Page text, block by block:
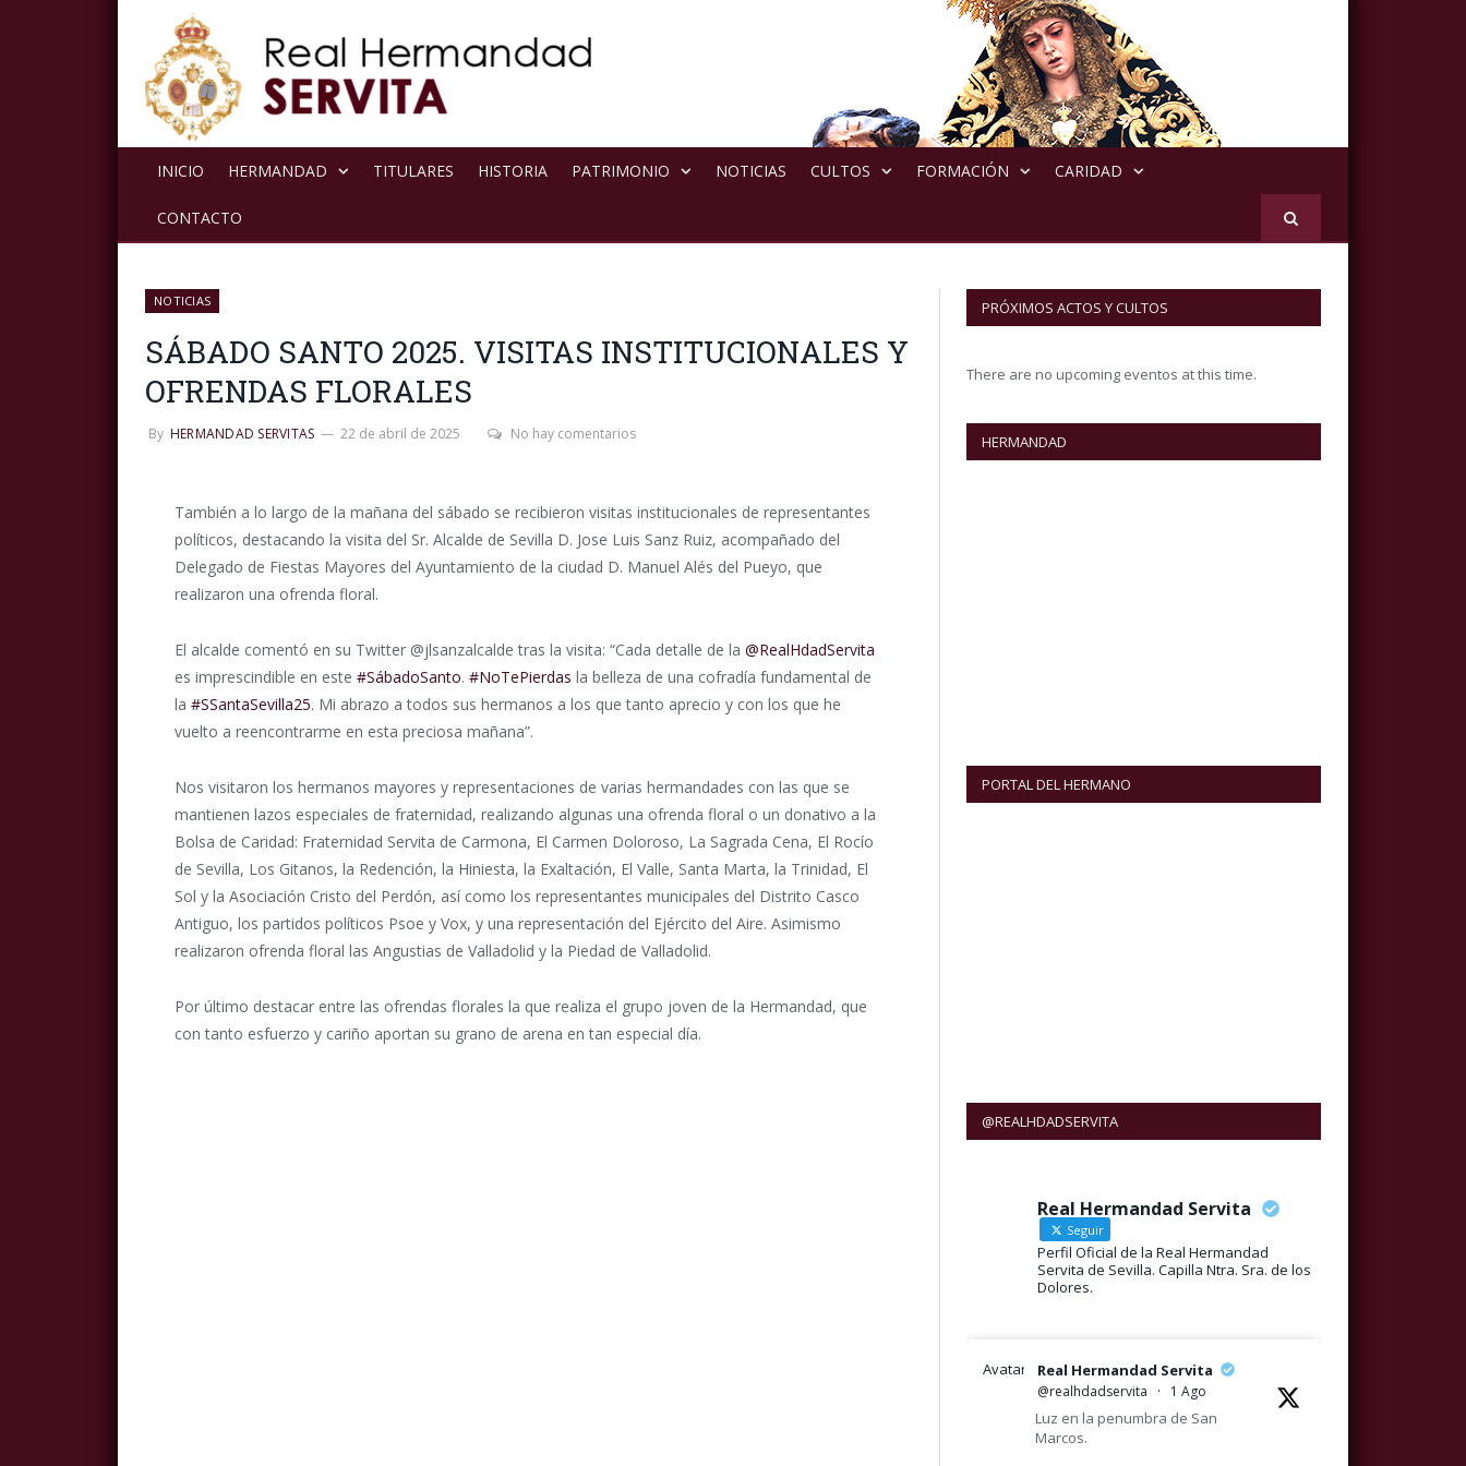
INICIO HERMANDAD TITULARES HISTORIA PATRIMONIO NOTICIAS CULTOS FORMACIÓN CARIDAD
CONTACTO
NOTICIAS
SÁBADO SANTO 2025. VISITAS INSTITUCIONALES Y
OFRENDAS FLORALES
By HERMANDAD SERVITAS 22 de abril de 2025 No hay comentarios
También a lo largo de la mañana del sábado se recibieron visitas institucionales de representantes
políticos, destacando la visita del Sr. Alcalde de Sevilla D. Jose Luis Sanz Ruiz, acompañado del
Delegado de Fiestas Mayores del Ayuntamiento de la ciudad D. Manuel Alés del Pueyo, que
realizaron una ofrenda floral.
El alcalde comentó en su Twitter @jlsanzalcalde tras la visita: “Cada detalle de la@RealHdadServita
es imprescindible en este#SábadoSanto.#NoTePierdas la belleza de una cofradía fundamental de
la#SSantaSevilla25. Mi abrazo a todos sus hermanos a los que tanto aprecio y con los que he
vuelto a reencontrarme en esta preciosa mañana”.
Nos visitaron los hermanos mayores y representaciones de varias hermandades con las que se
mantienen lazos especiales de fraternidad, realizando algunas una ofrenda floral o un donativo a la
Bolsa de Caridad: Fraternidad Servita de Carmona, El Carmen Doloroso, La Sagrada Cena, El Rocío
de Sevilla, Los Gitanos, la Redención, la Hiniesta, la Exaltación, El Valle, Santa Marta, la Trinidad, El
Sol y la Asociación Cristo del Perdón, así como los representantes municipales del Distrito Casco
Antiguo, los partidos políticos Psoe y Vox, y una representación del Ejército del Aire. Asimismo
realizaron ofrenda floral las Angustias de Valladolid y la Piedad de Valladolid.
Por último destacar entre las ofrendas florales la que realiza el grupo joven de la Hermandad, que
con tanto esfuerzo y cariño aportan su grano de arena en tan especial día.
PRÓXIMOS ACTOS Y CULTOS
There are no upcoming eventos at this time.
HERMANDAD
PORTAL DEL HERMANO
@REALHDADSERVITA
Real Hermandad Servita
Seguir
Perfil Oficial de la Real Hermandad
Servita de Sevilla. Capilla Ntra. Sra. de los
Dolores.
Avatar Real Hermandad Servita
@realhdadservita · 1 Ago
Luz en la penumbra de San
Marcos.